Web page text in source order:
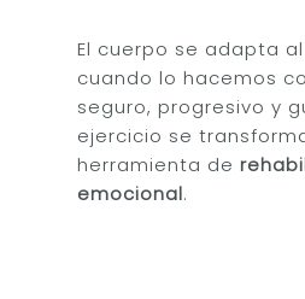
El cuerpo se adapta
cuando lo hacemos
seguro, progresivo y
ejercicio se
herramienta de
emocional.